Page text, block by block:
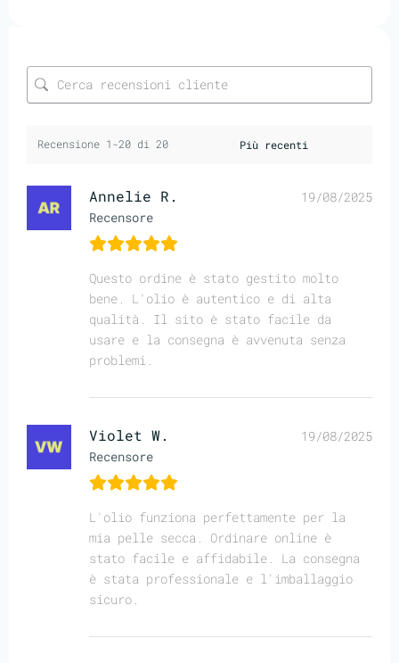
Recensione 1-20 di 20
Annelie R.
Recensore
19/08/2025
Questo ordine è stato gestito molto
bene. L'olio è autentico e di alta
qualità. Il sito è stato facile da
usare e la consegna è avvenuta senza
problemi.
Violet W.
Recensore
19/08/2025
L'olio funziona perfettamente per la
mia pelle secca. Ordinare online è
stato facile e affidabile. La consegna
è stata professionale e l'imballaggio
sicuro.